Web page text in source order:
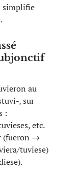
simplifie
au
, sur
:
etc.
(fueron →
tuviese)